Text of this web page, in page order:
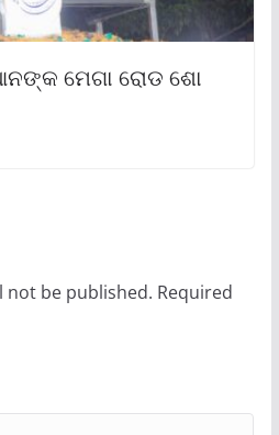
ମେଗା ରୋଡ ଶୋ
not be published. Required